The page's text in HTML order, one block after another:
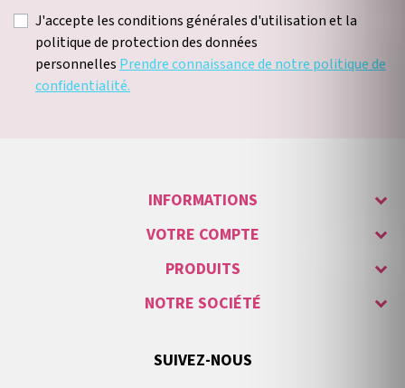
J'accepte les conditions générales d'utilisation et la
politique de protection des données
personnellesPrendre connaissance de notre politique de
confidentialité.
INFORMATIONS
VOTRE COMPTE
PRODUITS
NOTRE SOCIÉTÉ
SUIVEZ-NOUS